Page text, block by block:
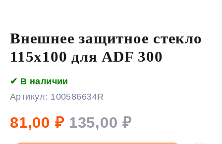
Внешнее защитное стекло
115х100 для ADF 300
✔ В наличии
Артикул: 100586634R
81,00 ₽ 135,00 ₽